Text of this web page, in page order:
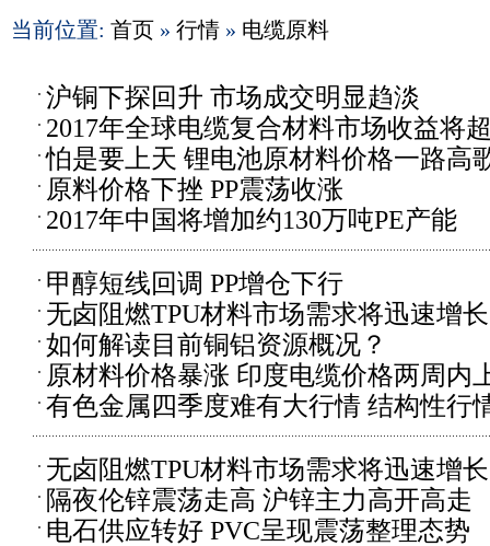
当前位置: 首页 » 行情 » 电缆原料
沪铜下探回升 市场成交明显趋淡
2017年全球电缆复合材料市场收益将
怕是要上天 锂电池原材料价格一路高
原料价格下挫 PP震荡收涨
2017年中国将增加约130万吨PE产能
甲醇短线回调 PP增仓下行
无卤阻燃TPU材料市场需求将迅速增长
如何解读目前铜铝资源概况？
原材料价格暴涨 印度电缆价格两周内
有色金属四季度难有大行情 结构性行
无卤阻燃TPU材料市场需求将迅速增长
隔夜伦锌震荡走高 沪锌主力高开高走
电石供应转好 PVC呈现震荡整理态势